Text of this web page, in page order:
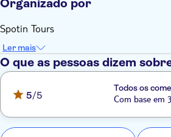
Organizado por
Spotin Tours
Ler mais
O que as pessoas dizem
5/5
Todos os
Com base em